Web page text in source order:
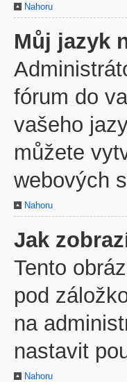
Nahoru
Můj jazyk
fórum do
vašeho
můžete
webových
Nahoru
Jak
Tento
pod
na
nastavit
Nahoru